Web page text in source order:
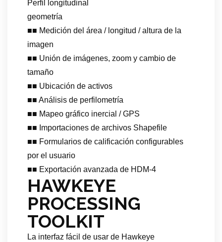
Perfil longitudinal
geometría
■■ Medición del área / longitud / altura de la
imagen
■■ Unión de imágenes, zoom y cambio de
tamaño
■■ Ubicación de activos
■■ Análisis de perfilometría
■■ Mapeo gráfico inercial / GPS
■■ Importaciones de archivos Shapefile
■■ Formularios de calificación configurables
por el usuario
■■ Exportación avanzada de HDM-4
HAWKEYE
PROCESSING
TOOLKIT
La interfaz fácil de usar de Hawkeye